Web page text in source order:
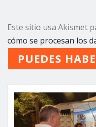
Este sitio usa Akismet
cómo se procesan los
PUEDES